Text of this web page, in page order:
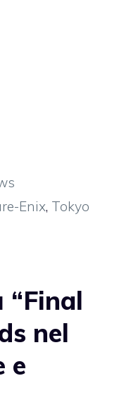
Enix, Tokyo
“Final
nel
e